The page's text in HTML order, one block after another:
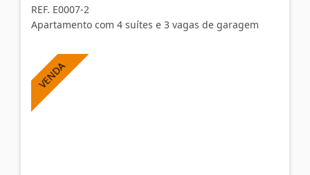
CLASSIC 1
- 04 SUÍTES
- ÁREA PRIVATIVA: 138,07M²
- ÀREAS TOTAL: 282,08M²
- VAGAS PARA MOTO 01
REF. E0007-2
Apartamento com 4 suítes e 3 vagas de garagem